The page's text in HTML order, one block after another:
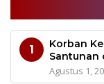
1
Korban
Santunan
Agustus 1,